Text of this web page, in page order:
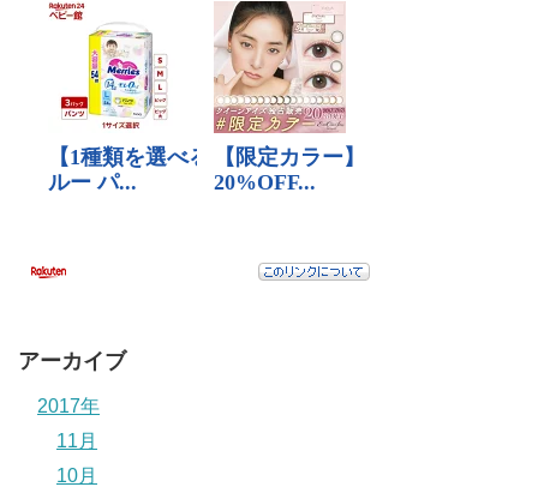
アーカイブ
2017年
11月
10月